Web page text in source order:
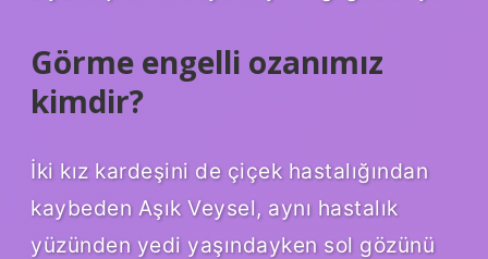
Görme engelli ozanımız
kimdir?
İki kız kardeşini de çiçek hastalığından
kaybeden Aşık Veysel, aynı hastalık
yüzünden yedi yaşındayken sol gözünü